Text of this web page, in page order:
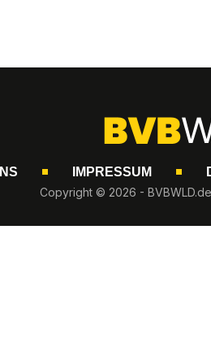
IMPRESSUM
Copyright © 2026 -